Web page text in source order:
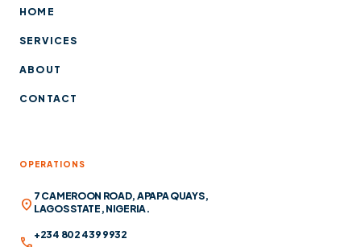
HOME
SERVICES
ABOUT
CONTACT
OPERATIONS
location_on 7 CAMEROON ROAD, APAPA QUAYS,
LAGOS STATE, NIGERIA.
call +234 802 439 9932